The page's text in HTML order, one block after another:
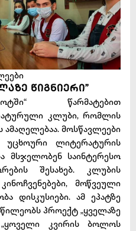
წიგნიერი”
წარმატებით
კლუბი, რომლის
ამაღელებაა. მოსწავლეები
ლიტერატურის
მსჯელობენ საინტერესო
შესახებ. კლუბის
მოწვეული
დისკუსიები. ამ ეპატზე
პროექტ „ყველაზე
„ყოველი კვირის ბოლოს